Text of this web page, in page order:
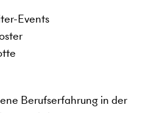
Events
Berufserfahrung in der